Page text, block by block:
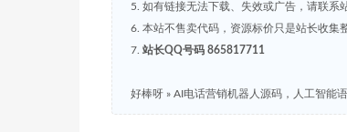
5. 如有链接无法下载、失效或广告，请联系
6. 本站不售卖代码，资源标价只是站长收集
7. 站长QQ号码 865817711
好棒呀 » AI电话营销机器人源码，人工智能